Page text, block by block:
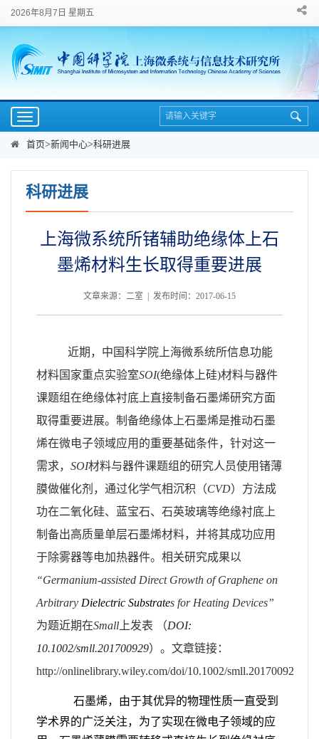
2026年8月7日 星期五
Toggle
navigation
首页>新闻中心>科研进展
科研进展
上海微系统所锗辅助绝缘体上石
墨烯材料生长取得重要进展
文章来源：二室 | 发布时间：2017-06-15
近期，中国科学院上海微系统所信息功能
材料国家重点实验室SOI(绝缘体上硅)材料与器件
课题组在绝缘体衬底上直接制备石墨烯研究方面
取得重要进展。制备绝缘体上石墨烯是推动石墨
烯在微电子领域应用的重要基础条件，针对这一
需求， SOI材料与器件课题组的研究人员使用锗薄
膜做催化剂，通过化学气相沉积（CVD）方法成
功在二氧化硅、蓝宝石、石英玻璃等绝缘衬底上
制备出高质量单层石墨烯材料，并将其成功应用
于除雾器等电加热器件。相关研究成果以
“Germanium-assisted Direct Growth of Graphene on
Arbitrary Dielectric Substrates for Heating Devices”
为题近期在Small 上发表 （DOI:
10.1002/smll.201700929） 。 文章链接：
http://onlinelibrary.wiley.com/doi/10.1002/smll.201700929/full
石墨烯，由于其优异的物理性质一直受到
学术界的广泛关注，为了实现在微电子领域的应